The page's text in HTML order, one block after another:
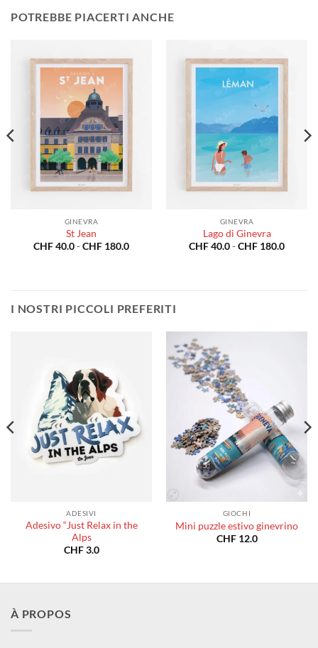
POTREBBE PIACERTI ANCHE
GINEVRA
St Jean
CHF40.0-CHF 180.0Fascia
GINEVRA
Lago di Ginevra
CHF40.0-CHF 180.0Fascia
I NOSTRI PICCOLI PREFERITI
ADESIVI
Adesivo “Just Relax in the
Alps
CHF3.0
GIOCHI
Mini puzzle estivo ginevrino
CHF12.0
À PROPOS